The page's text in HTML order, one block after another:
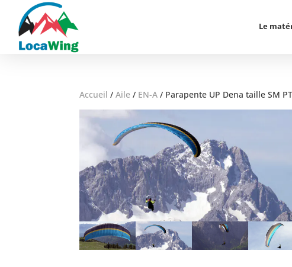
Le
Accueil /Aile / EN-A / Parapente UP Dena taille SM